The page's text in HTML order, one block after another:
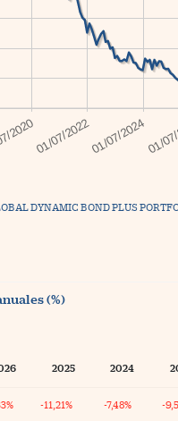
DYNAMIC BOND PLUS
(%)
2025 2024
-11,21% -7,48% -